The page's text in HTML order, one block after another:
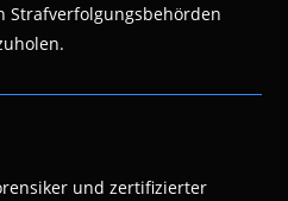
Strafverfolgungsbehörden
und zertifizierter